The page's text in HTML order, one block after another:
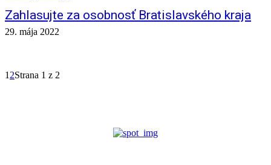
Zahlasujte za osobnosť Bratislavského kraja
29. mája 2022
1 2Strana 1 z 2